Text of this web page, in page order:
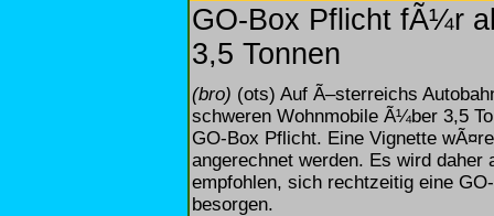
GO-Box Pflicht fÃ¼r
3,5 Tonnen
(bro) (ots) Auf Ã–sterreichs
schweren Wohnmobile Ã¼ber 3,5
GO-Box Pflicht. Eine Vignette
angerechnet werden. Es wird
empfohlen, sich rechtzeitig eine
besorgen.